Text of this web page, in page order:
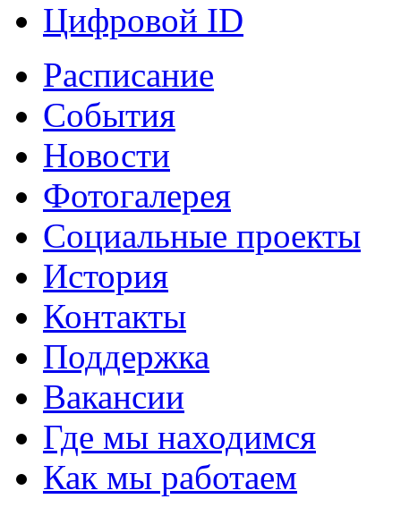
Цифровой ID
Расписание
События
Новости
Фотогалерея
Социальные проекты
История
Контакты
Поддержка
Вакансии
Где мы находимся
Как мы работаем